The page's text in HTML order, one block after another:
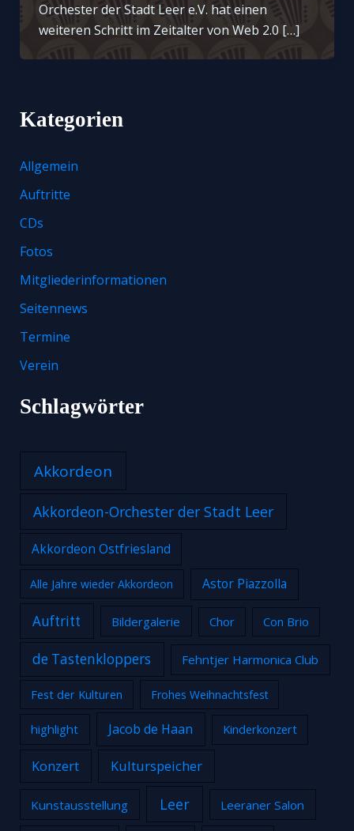
Orchester der Stadt Leer e.V. hat einen
weiteren Schritt im Zeitalter von Web 2.0 […]
Kategorien
Allgemein
Auftritte
CDs
Fotos
Mitgliederinformationen
Seitennews
Termine
Verein
Schlagwörter
Akkordeon
Akkordeon-Orchester der Stadt Leer
Akkordeon Ostfriesland
Alle Jahre wieder Akkordeon Astor Piazzolla
Auftritt Bildergalerie Chor Con Brio
de Tastenkloppers Fehntjer Harmonica Club
Fest der Kulturen Frohes Weihnachtsfest
highlight Jacob de Haan Kinderkonzert
Konzert Kulturspeicher
Kunstausstellung Leer Leeraner Salon